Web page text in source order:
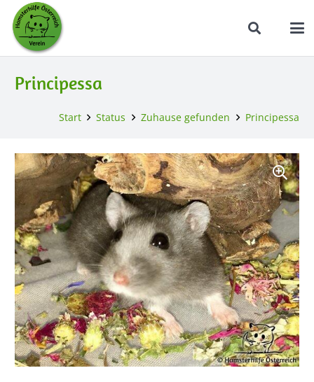
Principessa
Start Status Zuhause gefunden Principessa